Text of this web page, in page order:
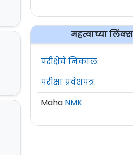
महत्वाच्या लिंक्स
परीक्षेचे निकाल.
परीक्षा प्रवेशपत्र.
Maha NMK